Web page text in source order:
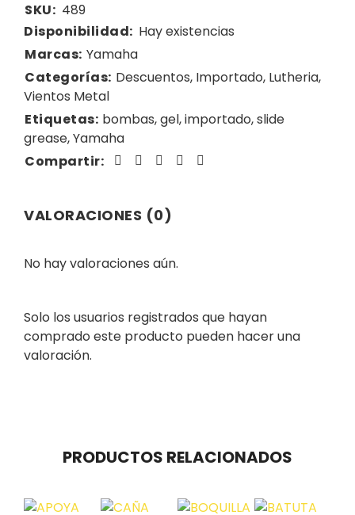
SKU: 489
Disponibilidad: Hay existencias
Marcas: Yamaha
Categorías: Descuentos, Importado, Lutheria,
Vientos Metal
Etiquetas: bombas,gel,importado,slide
grease,Yamaha
Compartir:
VALORACIONES (0)
No hay valoraciones aún.
Solo los usuarios registrados que hayan
comprado este producto pueden hacer una
valoración.
PRODUCTOS RELACIONADOS